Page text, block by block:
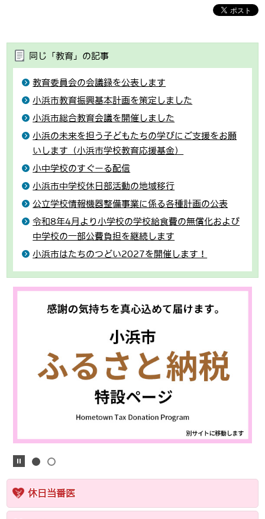
同じ「教育」の記事
教育委員会の会議録を公表します
小浜市教育振興基本計画を策定しました
小浜市総合教育会議を開催しました
小浜の未来を担う子どもたちの学びにご支援をお願
いします（小浜市学校教育応援基金）
小中学校のすぐーる配信
小浜市中学校休日部活動の地域移行
公立学校情報機器整備事業に係る各種計画の公表
令和8年4月より小学校の学校給食費の無償化および
中学校の一部公費負担を継続します
小浜市はたちのつどい2027を開催します！
休日当番医